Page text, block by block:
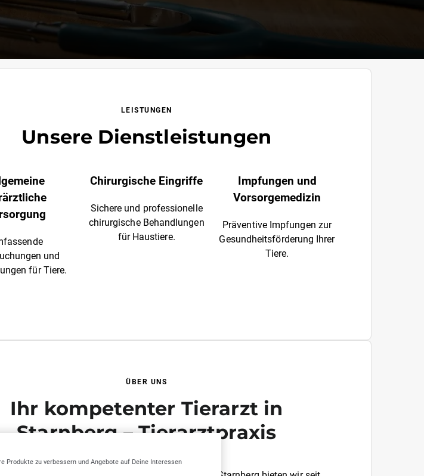
LEISTUNGEN
Unsere Dienstleistungen
und
für Tiere.
Chirurgische Eingriffe
Sichere und professionelle
chirurgische Behandlungen
für Haustiere.
Impfungen und
Vorsorgemedizin
Präventive Impfungen zur
Gesundheitsförderung Ihrer
Tiere.
ÜBER UNS
Ihr kompetenter Tierarzt in
Starnberg – Tierarztpraxis
Perchting
Produkte zu verbessern und Angebote auf Deine Interessen